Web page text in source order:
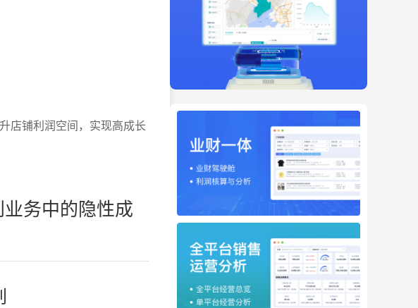
店铺利润空间，实现高成长
务中的隐性成